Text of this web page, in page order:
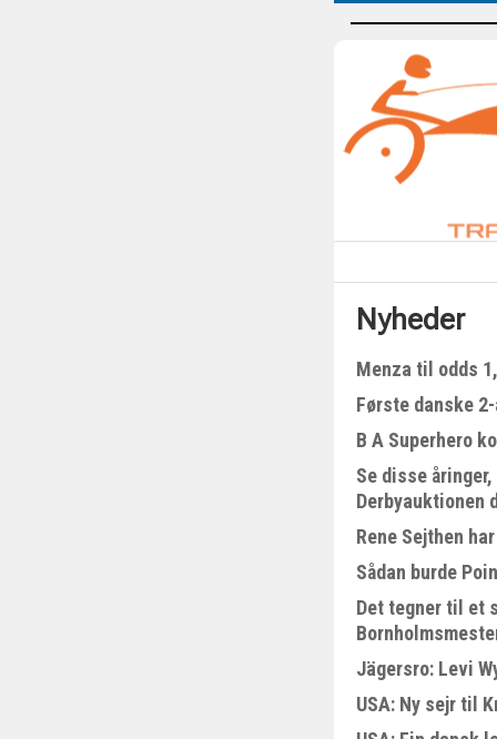
Nyheder
Menza til odds
Første danske
B A Superhero
Se disse
Derbyauktionen
Rene Sejthen
Sådan burde
Det tegner til et
Jägersro: Levi
USA: Ny sejr til